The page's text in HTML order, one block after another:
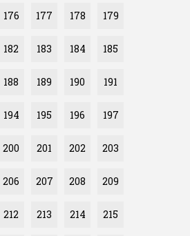
176 177 178 179
182 183 184 185
188 189 190 191
194 195 196 197
200 201 202 203
206 207 208 209
212 213 214 215